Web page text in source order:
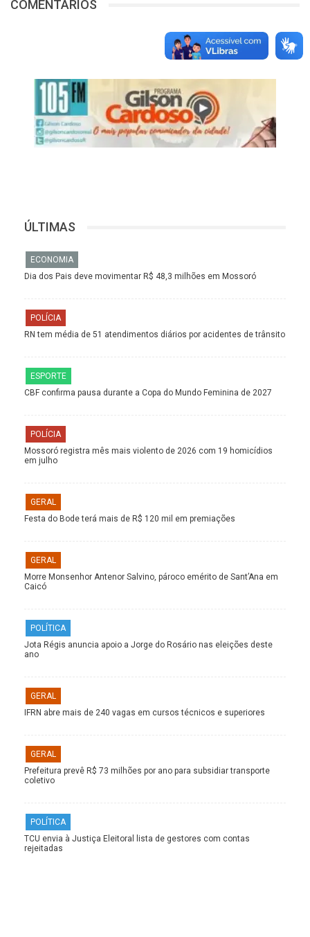
COMENTÁRIOS
ÚLTIMAS
ECONOMIA
Dia dos Pais deve movimentar R$ 48,3 milhões em Mossoró
POLÍCIA
RN tem média de 51 atendimentos diários por acidentes de trânsito
ESPORTE
CBF confirma pausa durante a Copa do Mundo Feminina de 2027
POLÍCIA
Mossoró registra mês mais violento de 2026 com 19 homicídios
em julho
GERAL
Festa do Bode terá mais de R$ 120 mil em premiações
GERAL
Morre Monsenhor Antenor Salvino, pároco emérito de Sant’Ana em
Caicó
POLÍTICA
Jota Régis anuncia apoio a Jorge do Rosário nas eleições deste
ano
GERAL
IFRN abre mais de 240 vagas em cursos técnicos e superiores
GERAL
Prefeitura prevê R$ 73 milhões por ano para subsidiar transporte
coletivo
POLÍTICA
TCU envia à Justiça Eleitoral lista de gestores com contas
rejeitadas